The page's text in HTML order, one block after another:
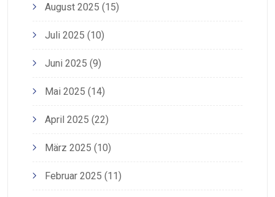
August 2025 (15)
Juli 2025 (10)
Juni 2025 (9)
Mai 2025 (14)
April 2025 (22)
März 2025 (10)
Februar 2025 (11)